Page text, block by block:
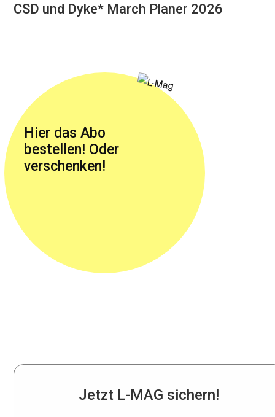
CSD und Dyke* March Planer 2026
Hier das Abo
bestellen! Oder
verschenken!
Jetzt L-MAG sichern!